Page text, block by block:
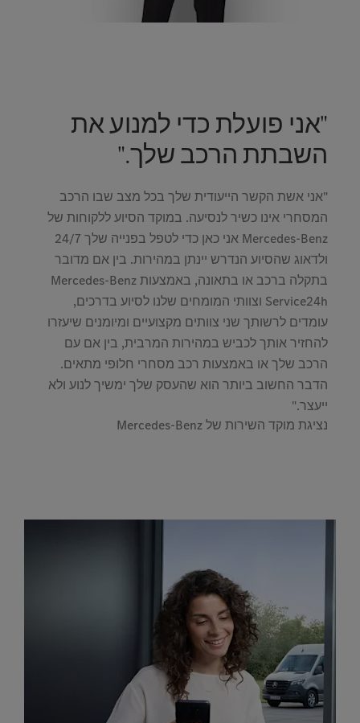
"אני פועלת כדי למנוע את
השבתת הרכב שלך."
"אני אשת הקשר הייעודית שלך בכל מצב שבו הרכב
המסחרי אינו כשיר לנסיעה. במוקד הסיוע ללקוחות של
Mercedes-Benz אני כאן כדי לטפל בפנייה שלך 24/7
ולדאוג שהסיוע הנדרש יינתן במהירות. בין אם מדובר
בתקלה ברכב או בתאונה, באמצעות Mercedes-Benz
Service24h וצוותי המומחים שלנו לסיוע בדרכים,
עומדים לרשותך שני צוותים מקצועיים ומיומנים שיעזרו
להחזיר אותך לכביש במהירות המרבית, בין אם עם
הרכב שלך או באמצעות רכב מסחרי חלופי מתאים.
הדבר החשוב ביותר הוא שהעסק שלך ימשיך לנוע ולא
ייעצר."
​נציגת מוקד השירות של Mercedes-Benz